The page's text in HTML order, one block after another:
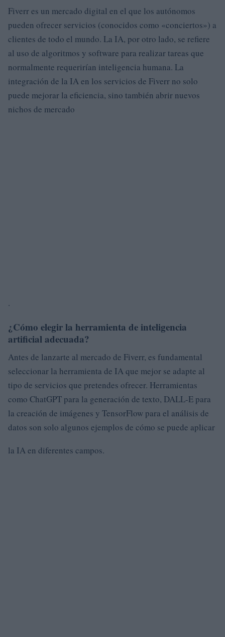
Fiverr es un mercado digital en el que los autónomos
pueden ofrecer servicios (conocidos como «conciertos») a
clientes de todo el mundo. La IA, por otro lado, se refiere
al uso de algoritmos y software para realizar tareas que
normalmente requerirían inteligencia humana. La
integración de la IA en los servicios de Fiverr no solo
puede mejorar la eficiencia, sino también abrir nuevos
nichos de mercado
.
¿Cómo elegir la herramienta de inteligencia
artificial adecuada?
Antes de lanzarte al mercado de Fiverr, es fundamental
seleccionar la herramienta de IA que mejor se adapte al
tipo de servicios que pretendes ofrecer. Herramientas
como ChatGPT para la generación de texto, DALL-E para
la creación de imágenes y TensorFlow para el análisis de
datos son solo algunos ejemplos de cómo se puede aplicar
la IA en diferentes campos.